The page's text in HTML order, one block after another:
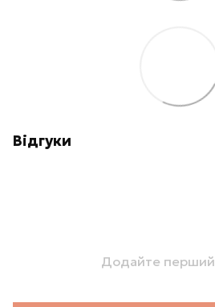
Відгуки
Додайте перший